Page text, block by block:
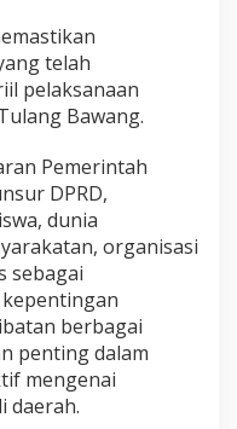
telah
pelaksanaan
Bawang.
Pemerintah
DPRD,
dunia
organisasi
sebagai
berbagai
penting dalam
mengenai
daerah.